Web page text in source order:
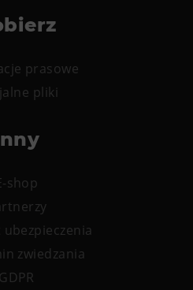
prasowe
pliki
shop
zwiedzania
GDPR